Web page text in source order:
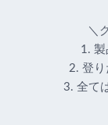
＼
1.
2. 登
3. 全て